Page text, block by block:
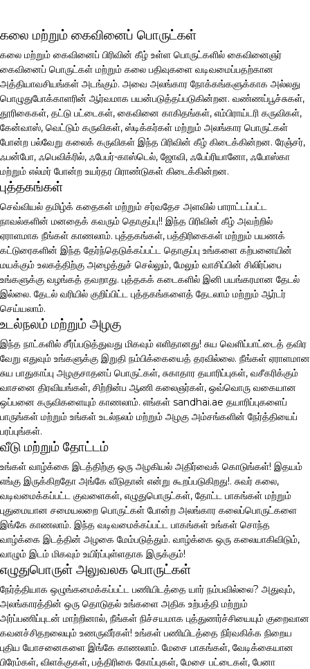
கலை மற்றும் கைவினைப் பொருட்கள்
கலை மற்றும் கைவினைப் பிரிவின் கீழ் உள்ள பொருட்களில் கைவினைஞர்
கைவினைப் பொருட்கள் மற்றும் கலை பதிவுகளை வடிவமைப்பதற்கான
அத்தியாவசியங்கள் அடங்கும். அவை அலங்கார நோக்கங்களுக்காக அல்லது
பொழுதுபோக்காளரின் ஆர்வமாக பயன்படுத்தப்படுகின்றன. வண்ணப்பூச்சுகள்,
தூரிகைகள், தட்டு பட்டைகள், கைவினை காகிதங்கள், எம்பிராய்டரி கருவிகள்,
கேன்வாஸ், வெட்டும் கருவிகள், ஸ்டிக்கர்கள் மற்றும் அலங்கார பொருட்கள்
போன்ற பல்வேறு கலைக் கருவிகள் இந்த பிரிவின் கீழ் கிடைக்கின்றன. ரேஞ்சர்,
ஃபன்போ, ஃபெவிக்ரில், ஃபேபர்-காஸ்டெல், ஜோவி, ஃபேப்ரியானோ, ஃபோஸ்கா
மற்றும் எல்மர் போன்ற உயர்தர பிராண்டுகள் கிடைக்கின்றன.
புத்தகங்கள்
செவ்வியல் தமிழ்க் கதைகள் மற்றும் சர்வதேச அளவில் பாராட்டப்பட்ட
நாவல்களின் மனதைக் கவரும் தொகுப்பு!! இந்த பிரிவின் கீழ் அவற்றில்
ஏராளமாக நீங்கள் காணலாம். புத்தகங்கள், பத்திரிகைகள் மற்றும் பயணக்
கட்டுரைகளின் இந்த தேர்ந்தெடுக்கப்பட்ட தொகுப்பு உங்களை கற்பனையின்
மயக்கும் உலகத்திற்கு அழைத்துச் செல்லும், மேலும் வாசிப்பின் சிலிர்ப்பை
உங்களுக்கு வழங்கத் தவறாது. புத்தகக் கடைகளில் இனி பயங்கரமான தேடல்
இல்லை. தேடல் வரியில் குறிப்பிட்ட புத்தகங்களைத் தேடலாம் மற்றும் ஆர்டர்
செய்யலாம்.
உடல்நலம் மற்றும் அழகு
இந்த நாட்களில் சீர்ப்படுத்துவது மிகவும் எளிதானது! சுய வெளிப்பாட்டைத் தவிர
வேறு எதுவும் உங்களுக்கு இறுதி நம்பிக்கையைத் தரவில்லை. நீங்கள் ஏராளமான
சுய பாதுகாப்பு அழகுசாதனப் பொருட்கள், சுகாதார தயாரிப்புகள், வசீகரிக்கும்
வாசனை திரவியங்கள், சிற்றின்ப ஆணி கலைஞர்கள், ஒவ்வொரு வகையான
ஒப்பனை கருவிகளையும் காணலாம். எங்கள் sandhai.ae தயாரிப்புகளைப்
பாருங்கள் மற்றும் உங்கள் உடல்நலம் மற்றும் அழகு அம்சங்களின் நேர்த்தியைப்
பரப்புங்கள்.
வீடு மற்றும் தோட்டம்
உங்கள் வாழ்க்கை இடத்திற்கு ஒரு அழகியல் அதிர்வைக் கொடுங்கள்! இதயம்
எங்கு இருக்கிறதோ அங்கே வீடுதான் என்று கூறப்படுகிறது!. சுவர் கலை,
வடிவமைக்கப்பட்ட குவளைகள், எழுதுபொருட்கள், தோட்ட பாகங்கள் மற்றும்
புதுமையான சமையலறை பொருட்கள் போன்ற அலங்கார கலைப்பொருட்களை
இங்கே காணலாம். இந்த வடிவமைக்கப்பட்ட பாகங்கள் உங்கள் சொந்த
வாழ்க்கை இடத்தின் அழகை மேம்படுத்தும். வாழ்க்கை ஒரு கலையாகிவிடும்,
வாழும் இடம் மிகவும் உயிர்ப்புள்ளதாக இருக்கும்!
எழுதுபொருள் அலுவலக பொருட்கள்
நேர்த்தியாக ஒழுங்கமைக்கப்பட்ட பணியிடத்தை யார் நம்பவில்லை? அதுவும்,
அலங்காரத்தின் ஒரு தொடுதல் உங்களை அதிக உற்பத்தி மற்றும்
அர்ப்பணிப்புடன் மாற்றினால், நீங்கள் நிச்சயமாக புத்துணர்ச்சியையும் குறைவான
கவனச்சிதறலையும் உணருவீர்கள்! உங்கள் பணியிடத்தை நிர்வகிக்க நிறைய
புதிய யோசனைகளை இங்கே காணலாம். மேசை பாகங்கள், வேடிக்கையான
பிரேம்கள், விளக்குகள், பத்திரிகை கோப்புகள், மேசை பட்டைகள், பேனா